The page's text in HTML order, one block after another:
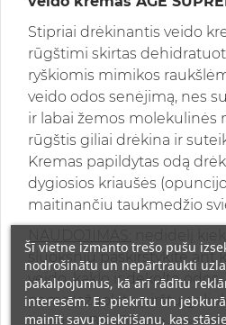
Stipriai drėkinantis veido
rūgštimi skirtas
ryškiomis mimikos
veido odos senėjimą, nes
ir labai žemos molekulinės
rūgštis giliai drėkina ir
Kremas papildytas odą
dygiosios kriaušės
maitinančiu taukmedžio
sluoksniu paskirstykite ant
veido, kaklo ir dekolte odos,
pamasažuokite pirštų
įsigertų. Be silikono, be
Šī vietne izmanto trešo pušu
nodrošinātu un nepārtraukti
pakalpojumus, kā arī rādītu
interesēm. Es piekrītu un
mainīt savu piekrišanu, kas